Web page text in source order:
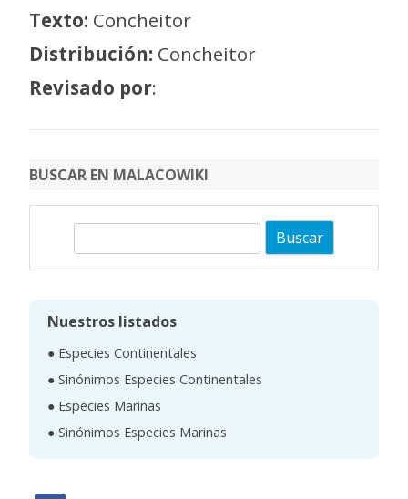
Texto: Concheitor
Distribución: Concheitor
Revisado por:
BUSCAR EN MALACOWIKI
Nuestros listados
● Especies Continentales
● Sinónimos Especies Continentales
● Especies Marinas
● Sinónimos Especies Marinas